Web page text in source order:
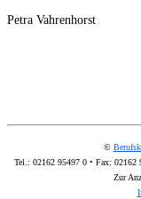
Petra Vahrenhorst
©
Tel.: 02162 95497 0 • Fax: 02162
Zur